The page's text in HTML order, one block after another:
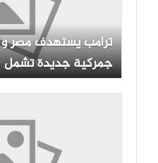
جمركية جديدة تشمل 60 بلداً حول العالم